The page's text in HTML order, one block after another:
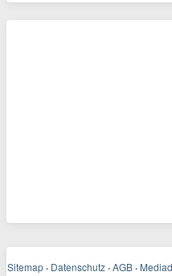
Sitemap · Datenschutz · AGB ·